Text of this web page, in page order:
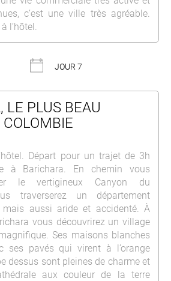
c’est une ville très agréable.
l’hôtel.
JOUR 7
LE PLUS BEAU
Départ pour un trajet de 3h
à Barichara. En chemin vous
le vertigineux Canyon du
traverserez un département
aussi aride et accidenté. À
vous découvrirez un village
Ses maisons blanches
ses pavés qui virent à l’orange
dessus sont pleines de charme et
aux couleur de la terre